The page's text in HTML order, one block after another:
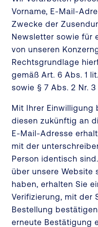
Vorname, E-Mail-
Zwecke der
Newsletter sowie für
von unseren
Rechtsgrundlage
gemäß Art. 6 Abs. 1
sowie § 7 Abs. 2 Nr. 3
Mit Ihrer Einwilligung
diesen zukünftig an
E-Mail-Adresse
mit der
Person identisch
über unsere Website
haben, erhalten Sie
Verifizierung, mit der
Bestellung
erneute Bestätigung